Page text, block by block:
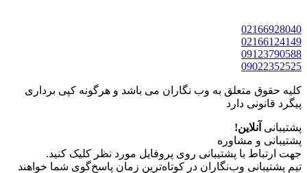
می باشد و هرگونه کپی برداری
روی پروفایل مورد نظر کلیک کنید.
کوتاه‌ترین زمان پاسخ‌گوی شما خواهند